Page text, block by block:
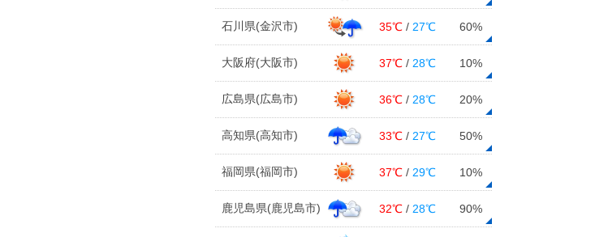
霧島山(新燃岳)に火口周辺警報 噴火
警戒レベル2に引き上げ
14日～15日 日本海側は大雪警戒
12月下旬も冬の嵐か 2週間天気
12日12:04
関東甲信は明日13日の夕方～夜に冷
たい雨や雪 山梨県は積雪や路面凍
結に注意
12日11:47
13日は近畿南部を中心に雨 大阪な
石川県(金沢市) 35℃ / 27℃ 60%
大阪府(大阪市) 37℃ / 28℃ 10%
広島県(広島市) 36℃ / 28℃ 20%
高知県(高知市) 33℃ / 27℃ 50%
福岡県(福岡市) 37℃ / 29℃ 10%
鹿児島県(鹿児島市) 32℃ / 28℃ 90%